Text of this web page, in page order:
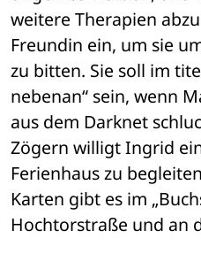
weitere Therapien
Freundin ein, um sie
zu bitten. Sie soll im
nebenan“ sein, wenn
aus dem Darknet
Zögern willigt Ingrid
Ferienhaus zu
Karten gibt es im
Hochtorstraße und an